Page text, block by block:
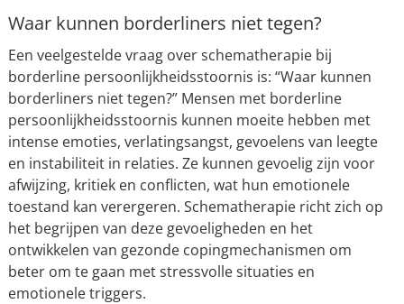
Waar kunnen borderliners niet tegen?
Een veelgestelde vraag over schematherapie bij
borderline persoonlijkheidsstoornis is: “Waar kunnen
borderliners niet tegen?” Mensen met borderline
persoonlijkheidsstoornis kunnen moeite hebben met
intense emoties, verlatingsangst, gevoelens van leegte
en instabiliteit in relaties. Ze kunnen gevoelig zijn voor
afwijzing, kritiek en conflicten, wat hun emotionele
toestand kan verergeren. Schematherapie richt zich op
het begrijpen van deze gevoeligheden en het
ontwikkelen van gezonde copingmechanismen om
beter om te gaan met stressvolle situaties en
emotionele triggers.